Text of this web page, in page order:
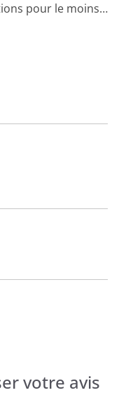
pour le moins…
votre avis